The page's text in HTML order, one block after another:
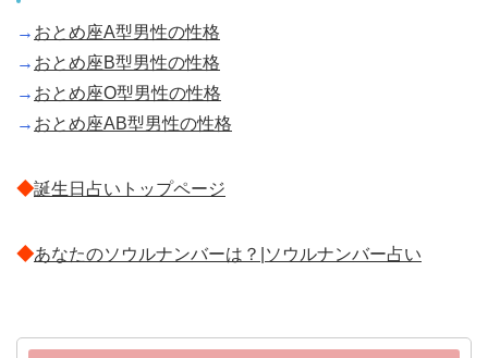
→ おとめ座A型男性の性格
→ おとめ座B型男性の性格
→ おとめ座O型男性の性格
→ おとめ座AB型男性の性格
◆誕生日占いトップページ
◆あなたのソウルナンバーは？|ソウルナンバー占い